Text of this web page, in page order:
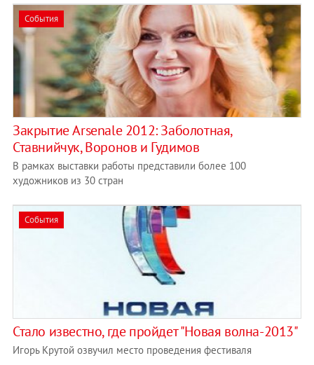
События
Закрытие Arsenale 2012: Заболотная,
Ставнийчук, Воронов и Гудимов
В рамках выставки работы представили более 100
художников из 30 стран
События
Стало известно, где пройдет "Новая волна-2013"
Игорь Крутой озвучил место проведения фестиваля